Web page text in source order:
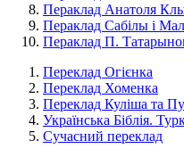
Пераклад Анатоля
Пераклад Сабілы і
Пераклад П.
Переклад Огієнка
Переклад Хоменка
Переклад Куліша та
Українська Біблія.
Сучасний переклад